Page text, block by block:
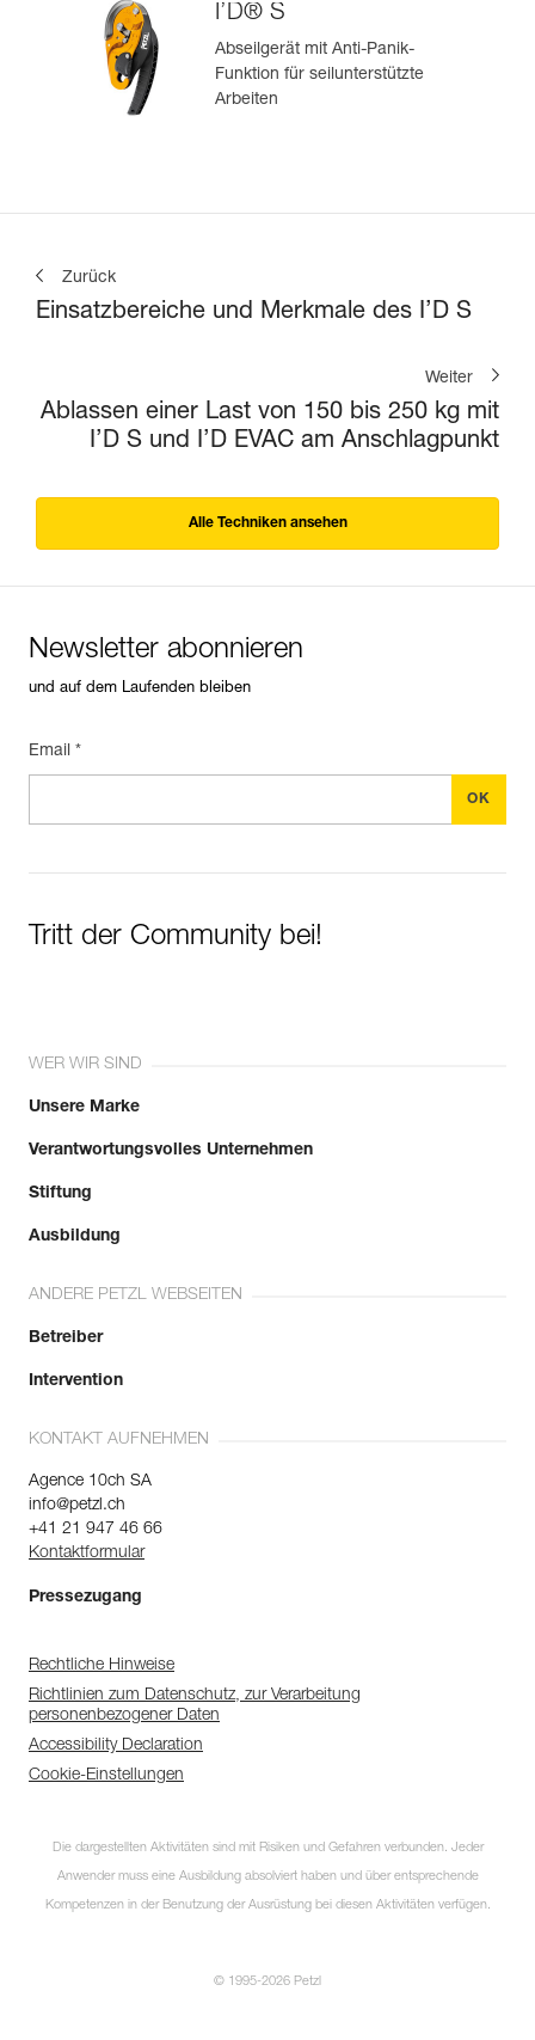
I’D® S
Abseilgerät mit Anti-Panik-
Funktion für seilunterstützte
Arbeiten
Zurück
Einsatzbereiche und Merkmale des I’D S
Weiter
Ablassen einer Last von 150 bis 250 kg mit
I’D S und I’D EVAC am Anschlagpunkt
Alle Techniken ansehen
Newsletter abonnieren
und auf dem Laufenden bleiben
Email *
Tritt der Community bei!
WER WIR SIND
Unsere Marke
Verantwortungsvolles Unternehmen
Stiftung
Ausbildung
ANDERE PETZL WEBSEITEN
Betreiber
Intervention
KONTAKT AUFNEHMEN
Agence 10ch SA
info@petzl.ch
+41 21 947 46 66
Kontaktformular
Pressezugang
Rechtliche Hinweise
Richtlinien zum Datenschutz, zur Verarbeitung
personenbezogener Daten
Accessibility Declaration
Cookie-Einstellungen
Die dargestellten Aktivitäten sind mit Risiken und Gefahren verbunden. Jeder
Anwender muss eine Ausbildung absolviert haben und über entsprechende
Kompetenzen in der Benutzung der Ausrüstung bei diesen Aktivitäten verfügen.
© 1995-2026 Petzl